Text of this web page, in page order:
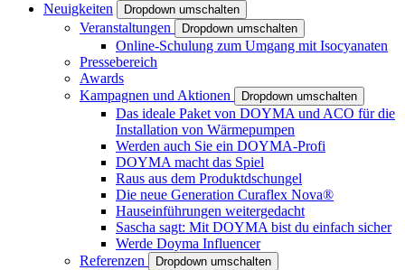
Neuigkeiten
Dropdown umschalten
Veranstaltungen Dropdown umschalten
Online-Schulung zum Umgang mit Isocyanaten
Pressebereich
Awards
Kampagnen und Aktionen
Dropdown umschalten
Das ideale Paket von DOYMA und ACO für die
Installation von Wärmepumpen
Werden auch Sie ein DOYMA-Profi
DOYMA macht das Spiel
Raus aus dem Produktdschungel
Die neue Generation Curaflex Nova®
Hauseinführungen weitergedacht
Sascha sagt: Mit DOYMA bist du einfach sicher
Werde Doyma Influencer
Referenzen
Dropdown umschalten